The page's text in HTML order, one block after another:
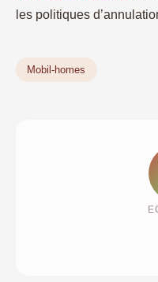
les politiques
Mobil-homes